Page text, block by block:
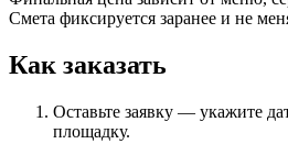
Смета фиксируется заранее и не
Как заказать
Оставьте заявку — укажите
площадку.